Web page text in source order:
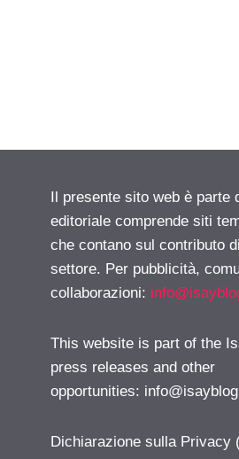
Il presente sito web è parte
editoriale comprende siti
che contano sul contributo
settore. Per pubblicità,
collaborazioni:
This website is part of the
press releases and other
opportunities:
Dichiarazione sulla Privacy